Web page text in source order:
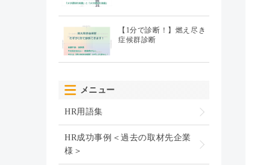
【1分で診断！】燃え尽き
症候群診断
メニュー
HR用語集
HR成功事例＜過去の取材先企業
様＞